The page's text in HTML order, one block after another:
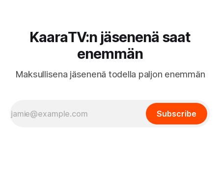
KaaraTV:n jäsenenä saat
enemmän
Maksullisena jäsenenä todella paljon enemmän
Subscribe